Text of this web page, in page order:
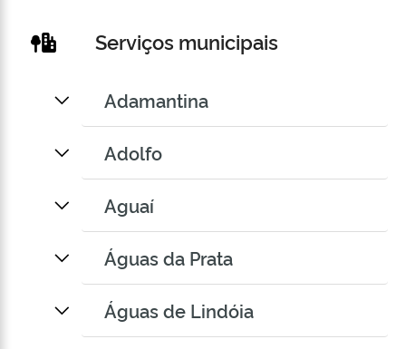
Serviços municipais
Adamantina
Adolfo
Aguaí
Águas da Prata
Águas de Lindóia